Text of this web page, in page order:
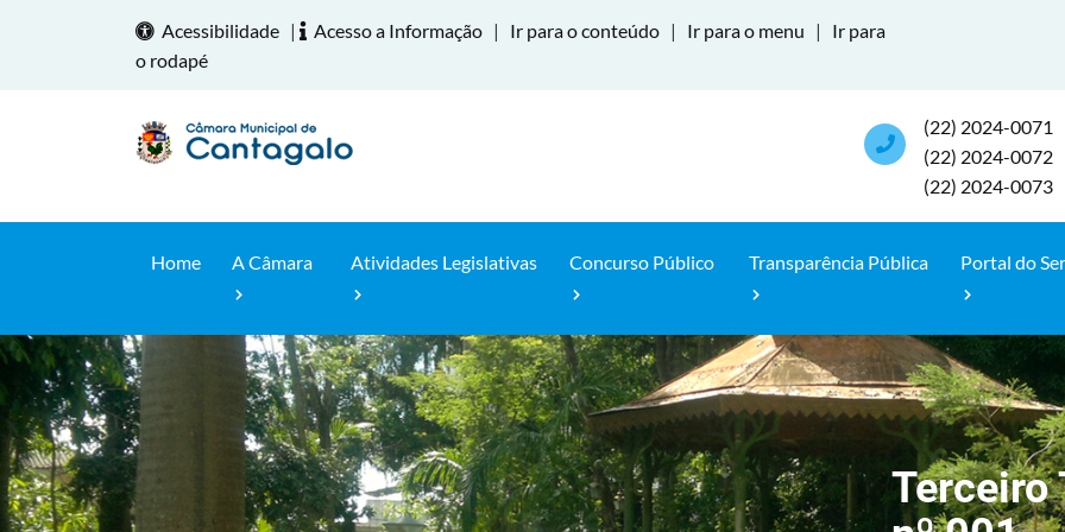
Acessibilidade | Acesso a Informação | Ir para o conteúdo | Ir para o menu |
Ir para
o rodapé
(22) 2024-0071
(22) 2024-0072
(22) 2024-0073
Home A Câmara Atividades Legislativas Concurso Público Transparência Pública Portal do
Terceiro